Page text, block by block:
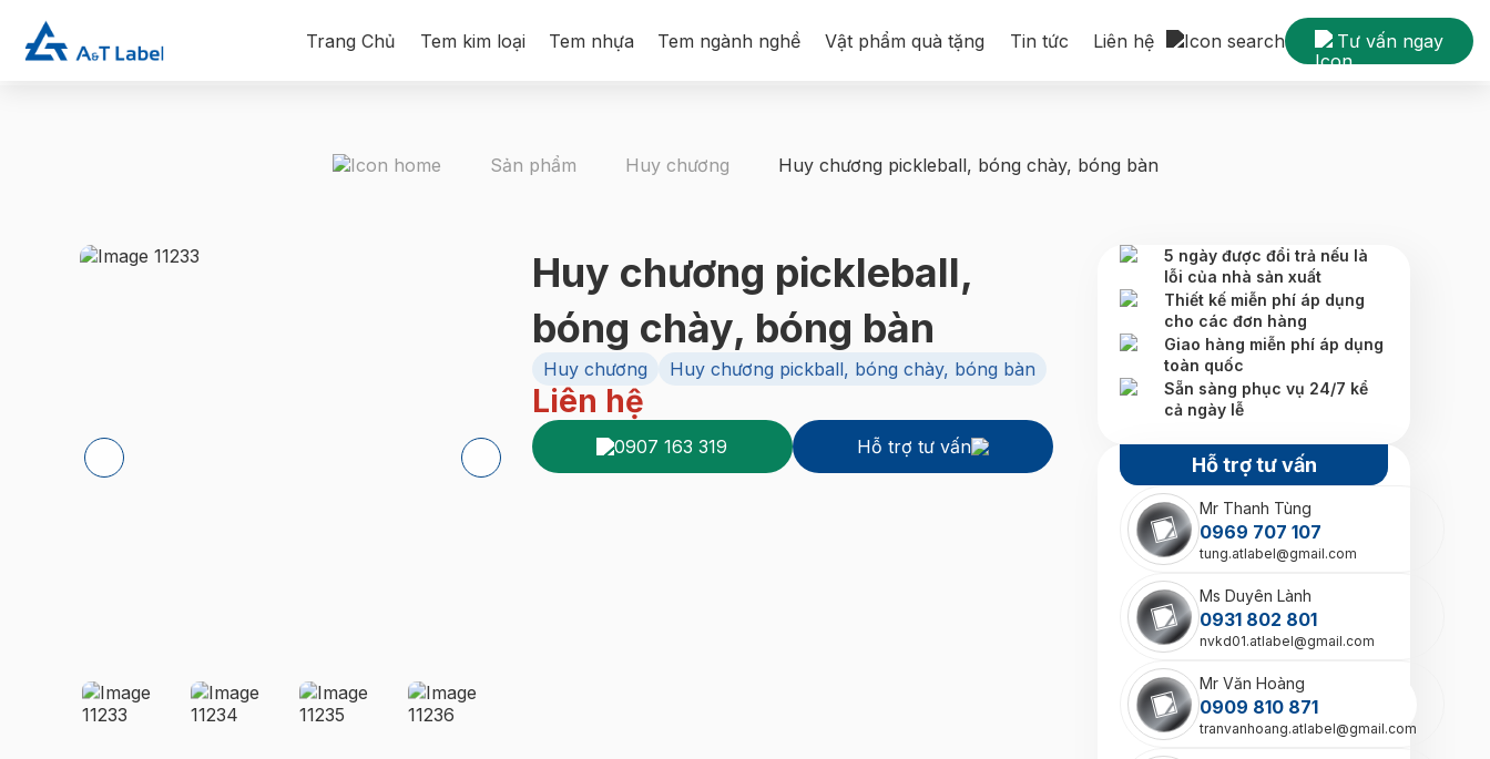
Trang Chủ Tem kim loại Tem nhựa Tem ngành nghề Vật phẩm quà tặng Tin tức Liên hệ Tư vấn ngay
Sản phẩm Huy chương Huy chương pickleball, bóng chày, bóng bàn
Huy chương pickleball,
bóng chày, bóng bàn
Huy chương Huy chương pickball, bóng chày, bóng bàn
Liên hệ
0907 163 319 Hỗ trợ tư vấn
5 ngày được đổi trả nếu là
lỗi của nhà sản xuất
Thiết kế miễn phí áp dụng
cho các đơn hàng
Giao hàng miễn phí áp dụng
toàn quốc
Sẵn sàng phục vụ 24/7 kể
cả ngày lễ
Hỗ trợ tư vấn
Mr Thanh Tùng
0969 707 107
tung.atlabel@gmail.com
Ms Duyên Lành
0931 802 801
nvkd01.atlabel@gmail.com
Mr Văn Hoàng
0909 810 871
tranvanhoang.atlabel@gmail.com